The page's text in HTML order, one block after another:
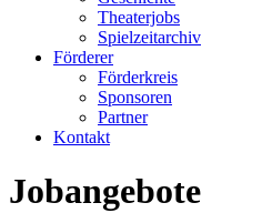
Theaterjobs
Spielzeitarchiv
Förderer
Förderkreis
Sponsoren
Partner
Kontakt
Jobangebote